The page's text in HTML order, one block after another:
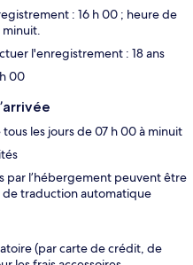
: 16 h 00 ; heure de
l'enregistrement : 18 ans
00
les jours de 07 h 00 à minuit
par l’hébergement peuvent être
de traduction automatique
(par carte de crédit, de